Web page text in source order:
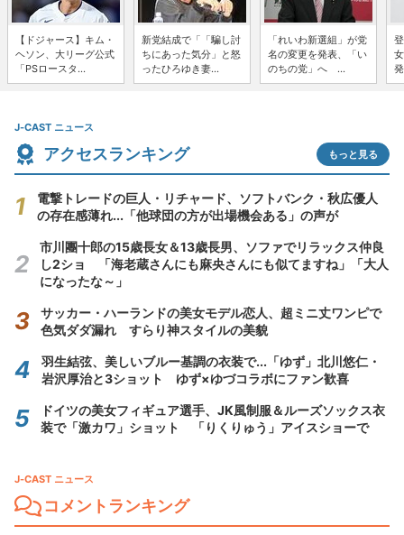
【ドジャース】キム・
ヘソン、大リーグ公式
「PSロースタ...
新党結成で「「騙し討
ちにあった気分」と怒
ったひろゆき妻...
「れいわ新選組」が党
名の変更を発表、「い
のちの党」へ ...
J-CAST ニュース
アクセスランキング もっと見る
電撃トレードの巨人・リチャード、ソフトバンク・秋広優人
の存在感薄れ...「他球団の方が出場機会ある」の声が
市川團十郎の15歳長女＆13歳長男、ソファでリラックス仲良
し2ショ 「海老蔵さんにも麻央さんにも似てますね」「大人
になったな～」
サッカー・ハーランドの美女モデル恋人、超ミニ丈ワンピで
色気ダダ漏れ すらり神スタイルの美貌
羽生結弦、美しいブルー基調の衣装で...「ゆず」北川悠仁・
岩沢厚治と3ショット ゆず×ゆづコラボにファン歓喜
ドイツの美女フィギュア選手、JK風制服＆ルーズソックス衣
装で「激カワ」ショット 「りくりゅう」アイスショーで
J-CAST ニュース
コメントランキング